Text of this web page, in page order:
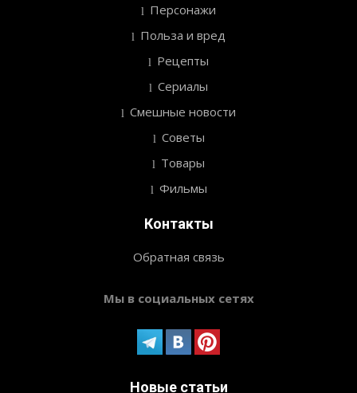
Персонажи
Польза и вред
Рецепты
Сериалы
Смешные новости
Советы
Товары
Фильмы
Контакты
Обратная связь
Мы в социальных сетях
Новые статьи